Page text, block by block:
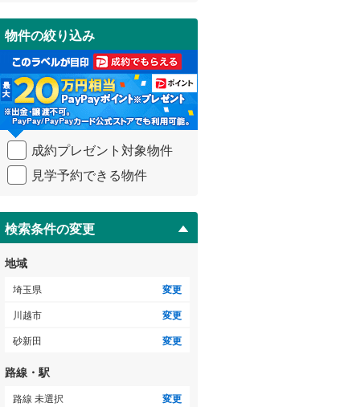
受
け
取
る
・
条
件
を
イ
ペ
ジ
に
保
存
す
る
物件の絞り込み
成約プレゼント対象物件
見学予約できる物件
検索条件の変更
地域
埼玉県 変更
川越市 変更
砂新田 変更
路線・駅
路線 未選択 変更
坂戸市(66)
日高市(47)
白岡市(24)
入間郡毛呂山町(31)
比企郡嵐山町(9)
比企郡吉見町 ( 15)
秩父郡横瀬町(0)
秩父郡小鹿野町(2)
南埼玉郡宮代町
大字山田(5)
伊勢原町(1)
かすみ野(3)
むさし野(3)
むさし野南(2
中台南(2)
南道路（0）